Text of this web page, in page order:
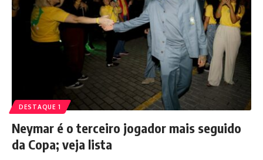
DESTAQUE 1
Neymar é o terceiro jogador mais seguido
da Copa; veja lista